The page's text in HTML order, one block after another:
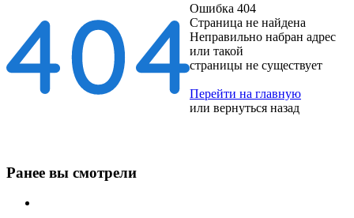
Ошибка 404
Страница не найдена
Неправильно набран адрес
или такой
страницы не существует
Перейти на главную
или вернуться назад
Ранее вы смотрели